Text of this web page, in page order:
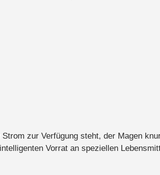
zur Verfügung steht, der Magen
Vorrat an speziellen